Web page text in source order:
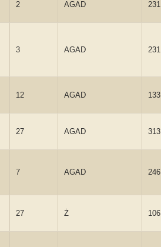
2 AGAD 231
3 AGAD 231
12 AGAD 133
27 AGAD 313
7 AGAD 246
27 Ż 106